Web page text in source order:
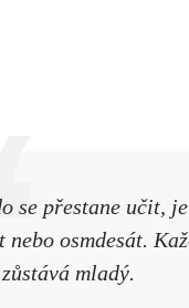
se přestane učit,
nebo osmdesát.
mladý.